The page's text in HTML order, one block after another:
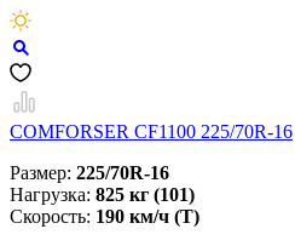
COMFORSER CF1100 225/70R-16
Размер: 225/70R-16
Нагрузка: 825 кг (101)
Скорость: 190 км/ч (Т)